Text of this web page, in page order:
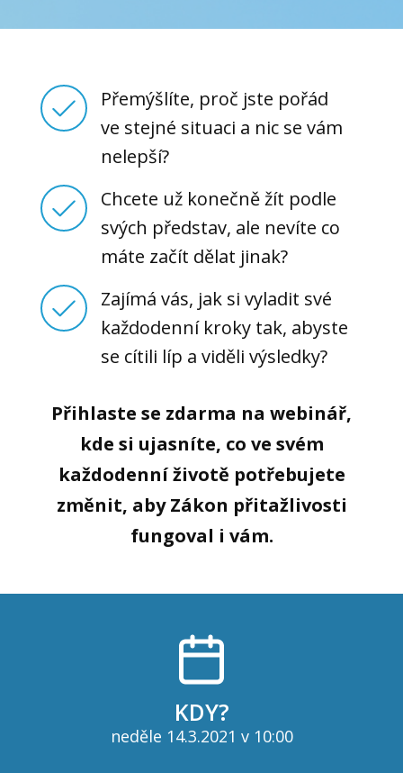
Přemýšlíte, proč jste pořád
ve stejné situaci a nic se vám
nelepší?
Chcete už konečně žít podle
svých představ, ale nevíte co
máte začít dělat jinak?
Zajímá vás, jak si vyladit své
každodenní kroky tak, abyste
se cítili líp a viděli výsledky?
Přihlaste se zdarma na webinář,
kde si ujasníte, co ve svém
každodenní životě potřebujete
změnit, aby Zákon přitažlivosti
fungoval i vám.
KDY?
neděle 14.3.2021 v 10:00